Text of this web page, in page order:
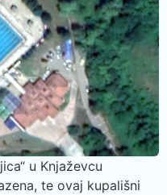
u Knjaževcu
te ovaj kupališni